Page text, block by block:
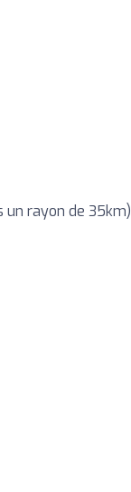
un rayon de 35km)